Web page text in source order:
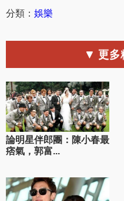
分類： 娛樂
▼ 更多
論明星伴郎團：陳小春最
痞氣，郭富...